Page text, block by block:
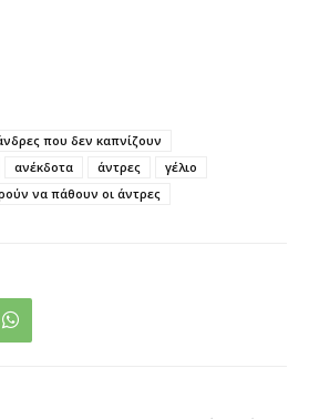
που δεν καπνίζουν
ανέκδοτα άντρες
γέλιο
να πάθουν οι άντρες